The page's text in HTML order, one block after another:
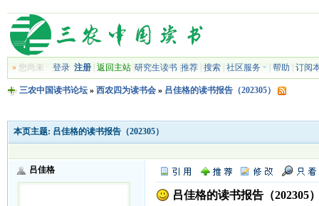
»您尚未 登录 注册| 返回主站| 研究生读书| 推荐| 搜索| 社区服务 帮助 订阅
三农中国读书论坛» 西农四为读书会 » 吕佳格的读书报告（202305）
本页主题: 吕佳格的读书报告（202305）
吕佳格
吕佳格的读书报告（202305